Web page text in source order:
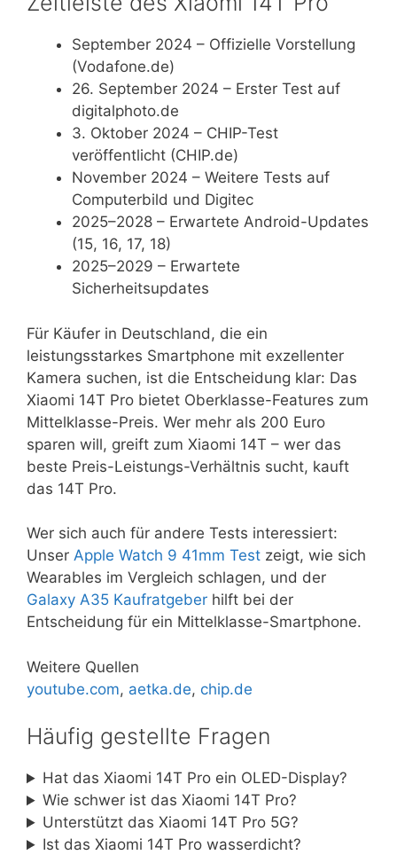
September 2024 – Offizielle Vorstellung
(Vodafone.de)
26. September 2024 – Erster Test auf
digitalphoto.de
3. Oktober 2024 – CHIP-Test
veröffentlicht (CHIP.de)
November 2024 – Weitere Tests auf
Computerbild und Digitec
2025–2028 – Erwartete Android-Updates
(15, 16, 17, 18)
2025–2029 – Erwartete
Sicherheitsupdates
Für Käufer in Deutschland, die ein
leistungsstarkes Smartphone mit exzellenter
Kamera suchen, ist die Entscheidung klar: Das
Xiaomi 14T Pro bietet Oberklasse-Features zum
Mittelklasse-Preis. Wer mehr als 200 Euro
sparen will, greift zum Xiaomi 14T – wer das
beste Preis-Leistungs-Verhältnis sucht, kauft
das 14T Pro.
Wer sich auch für andere Tests interessiert:
Unser Apple Watch 9 41mm Test zeigt, wie sich
Wearables im Vergleich schlagen, und der
Galaxy A35 Kaufratgeber hilft bei der
Entscheidung für ein Mittelklasse-Smartphone.
Weitere Quellen
youtube.com, aetka.de, chip.de
Häufig gestellte Fragen
Hat das Xiaomi 14T Pro ein OLED-Display?
Wie schwer ist das Xiaomi 14T Pro?
Unterstützt das Xiaomi 14T Pro 5G?
Ist das Xiaomi 14T Pro wasserdicht?